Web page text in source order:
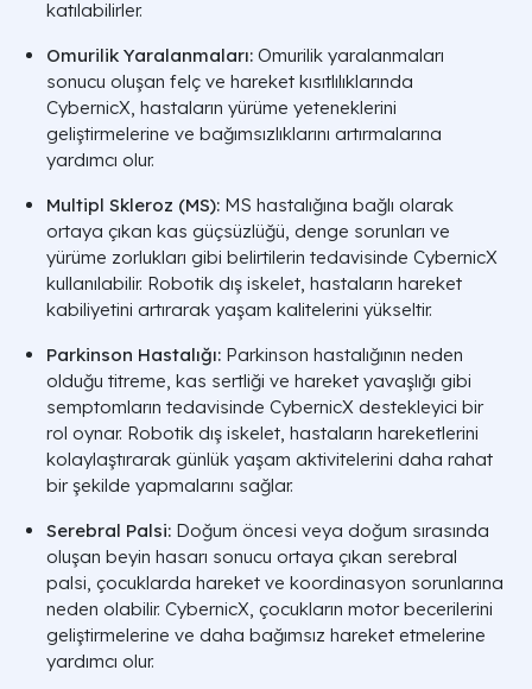
katılabilirler.
Omurilik Yaralanmaları: Omurilik yaralanmaları
sonucu oluşan felç ve hareket kısıtlılıklarında
CybernicX, hastaların yürüme yeteneklerini
geliştirmelerine ve bağımsızlıklarını artırmalarına
yardımcı olur.
Multipl Skleroz (MS): MS hastalığına bağlı olarak
ortaya çıkan kas güçsüzlüğü, denge sorunları ve
yürüme zorlukları gibi belirtilerin tedavisinde CybernicX
kullanılabilir. Robotik dış iskelet, hastaların hareket
kabiliyetini artırarak yaşam kalitelerini yükseltir.
Parkinson Hastalığı: Parkinson hastalığının neden
olduğu titreme, kas sertliği ve hareket yavaşlığı gibi
semptomların tedavisinde CybernicX destekleyici bir
rol oynar. Robotik dış iskelet, hastaların hareketlerini
kolaylaştırarak günlük yaşam aktivitelerini daha rahat
bir şekilde yapmalarını sağlar.
Serebral Palsi: Doğum öncesi veya doğum sırasında
oluşan beyin hasarı sonucu ortaya çıkan serebral
palsi, çocuklarda hareket ve koordinasyon sorunlarına
neden olabilir. CybernicX, çocukların motor becerilerini
geliştirmelerine ve daha bağımsız hareket etmelerine
yardımcı olur.